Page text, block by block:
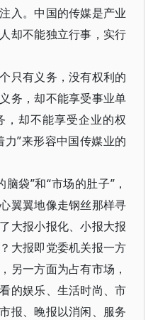
入。中国的传媒是产业
却不能独立行事，实行
只有义务，没有权利的
务，却不能享受事业单
却不能享受企业的权
”来形容中国传媒业的
袋”和“市场的肚子”，
翼翼地像走钢丝那样寻
大报小报化、小报大报
大报即党委机关报一方
另一方面为占有市场，
的娱乐、生活时尚、市
报、晚报以消闲、服务